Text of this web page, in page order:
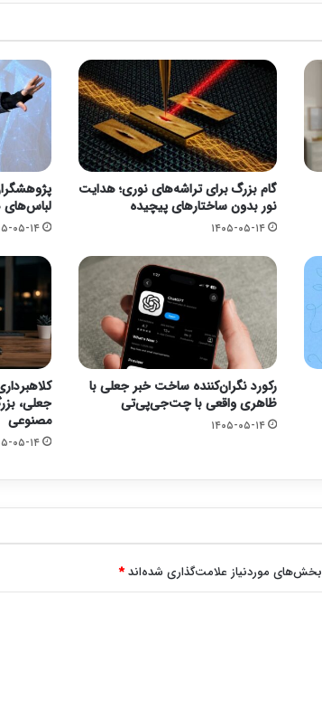
گام بزرگ برای تراشه‌های نوری؛ هدایت
نور بدون ساختارهای پیچیده
۱۴۰۵-۰۵-۱۴
لباس‌های
۱۴۰۵-
رکورد نگران‌کننده ساخت خبر جعلی با
ظاهری واقعی با چت‌جی‌پی‌تی
۱۴۰۵-۰۵-۱۴
جعلی،
مصنوعی
۱۴۰۵-
بخش‌های موردنیاز علامت‌گذاری شده‌اند*